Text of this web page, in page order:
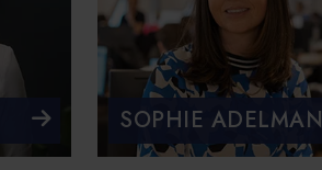
SOPHIE ADELMAN